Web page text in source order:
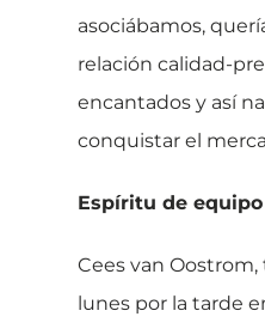
asociábamos,
relación calidad-
encantados y así
conquistar el
Espíritu de equipo
Cees van
lunes por la tarde